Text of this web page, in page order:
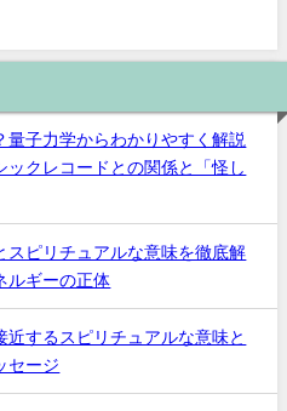
子力学からわかりやすく解説
ックレコードとの関係と「怪し
スピリチュアルな意味を徹底解
ルギーの正体
するスピリチュアルな意味と
セージ